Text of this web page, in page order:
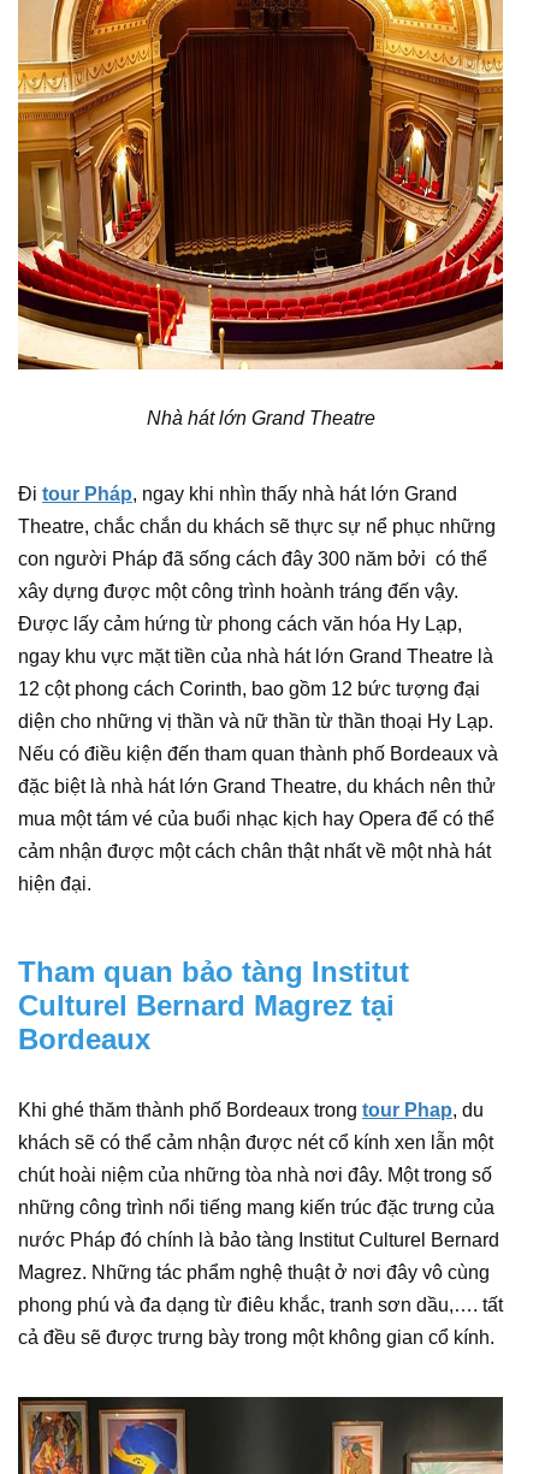
Nhà hát lớn Grand Theatre
Đi tour Pháp, ngay khi nhìn thấy nhà hát lớn Grand
Theatre, chắc chắn du khách sẽ thực sự nể phục những
con người Pháp đã sống cách đây 300 năm bởi có thể
xây dựng được một công trình hoành tráng đến vậy.
Được lấy cảm hứng từ phong cách văn hóa Hy Lạp,
ngay khu vực mặt tiền của nhà hát lớn Grand Theatre là
12 cột phong cách Corinth, bao gồm 12 bức tượng đại
diện cho những vị thần và nữ thần từ thần thoại Hy Lạp.
Nếu có điều kiện đến tham quan thành phố Bordeaux và
đặc biệt là nhà hát lớn Grand Theatre, du khách nên thử
mua một tám vé của buổi nhạc kịch hay Opera để có thể
cảm nhận được một cách chân thật nhất về một nhà hát
hiện đại.
Tham quan bảo tàng Institut
Culturel Bernard Magrez tại
Bordeaux
Khi ghé thăm thành phố Bordeaux trong tour Phap, du
khách sẽ có thể cảm nhận được nét cổ kính xen lẫn một
chút hoài niệm của những tòa nhà nơi đây. Một trong số
những công trình nổi tiếng mang kiến trúc đặc trưng của
nước Pháp đó chính là bảo tàng Institut Culturel Bernard
Magrez. Những tác phẩm nghệ thuật ở nơi đây vô cùng
phong phú và đa dạng từ điêu khắc, tranh sơn dầu,…. tất
cả đều sẽ được trưng bày trong một không gian cổ kính.